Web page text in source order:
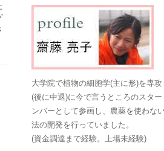
大学院で植物の細胞学(主に形)を専
(後に中退)に今で言うところのスタ
ンバーとして参画し、農薬を使わな
法の開発を行っていました。
(資金調達まで経験。上場未経験)